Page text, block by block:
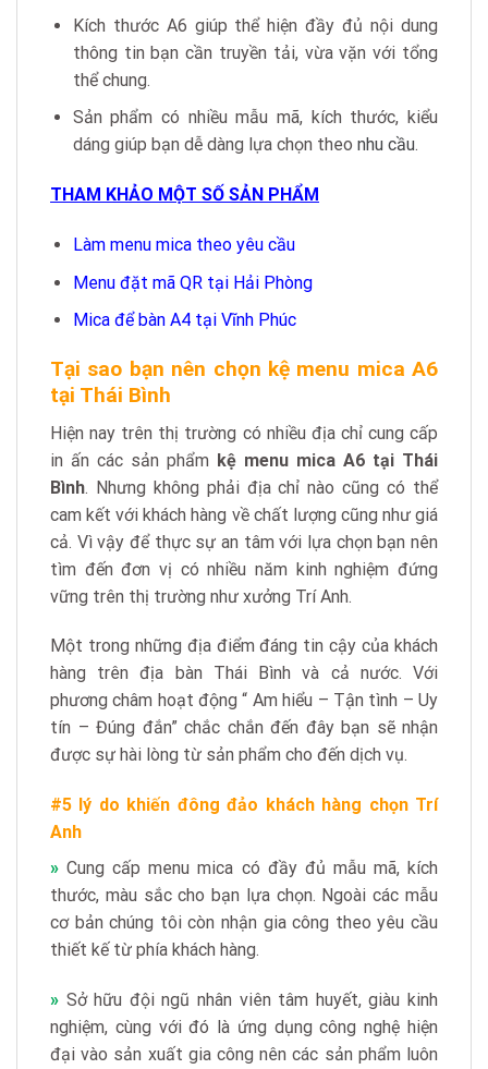
Kích thước A6 giúp thể hiện đầy đủ nội dung
thông tin bạn cần truyền tải, vừa vặn với tổng
thể chung.
Sản phẩm có nhiều mẫu mã, kích thước, kiểu
dáng giúp bạn dễ dàng lựa chọn theo nhu cầu.
THAM KHẢO MỘT SỐ SẢN PHẨM
Làm menu mica theo yêu cầu
Menu đặt mã QR tại Hải Phòng
Mica để bàn A4 tại Vĩnh Phúc
Tại sao bạn nên chọn kệ menu mica A6
tại Thái Bình
Hiện nay trên thị trường có nhiều địa chỉ cung cấp
in ấn các sản phẩm kệ menu mica A6 tại Thái
Bình. Nhưng không phải địa chỉ nào cũng có thể
cam kết với khách hàng về chất lượng cũng như giá
cả. Vì vậy để thực sự an tâm với lựa chọn bạn nên
tìm đến đơn vị có nhiều năm kinh nghiệm đứng
vững trên thị trường như xưởng Trí Anh.
Một trong những địa điểm đáng tin cậy của khách
hàng trên địa bàn Thái Bình và cả nước. Với
phương châm hoạt động “ Am hiểu – Tận tình – Uy
tín – Đúng đắn” chắc chắn đến đây bạn sẽ nhận
được sự hài lòng từ sản phẩm cho đến dịch vụ.
#5 lý do khiến đông đảo khách hàng chọn Trí
Anh
» Cung cấp menu mica có đầy đủ mẫu mã, kích
thước, màu sắc cho bạn lựa chọn. Ngoài các mẫu
cơ bản chúng tôi còn nhận gia công theo yêu cầu
thiết kế từ phía khách hàng.
» Sở hữu đội ngũ nhân viên tâm huyết, giàu kinh
nghiệm, cùng với đó là ứng dụng công nghệ hiện
đại vào sản xuất gia công nên các sản phẩm luôn